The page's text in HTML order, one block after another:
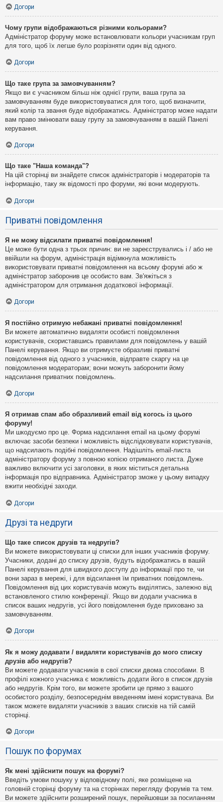
Догори
Чому групи відображаються різними кольорами?
Адміністратор форуму може встановлювати кольори учасникам груп
для того, щоб їх легше було розрізняти один від одного.
Догори
Що таке група за замовчуванням?
Якщо ви є учасником більш ніж однієї групи, ваша група за
замовчуванням буде використовуватися для того, щоб визначити,
який колір та звання буде відображатись. Адміністратор може надати
вам право змінювати вашу групу за замовчуванням в вашій Панелі
керування.
Догори
Що таке "Наша команда"?
На цій сторінці ви знайдете список адміністраторів і модераторів та
інформацію, таку як відомості про форуми, які вони модерують.
Догори
Приватні повідомлення
Я не можу відсилати приватні повідомлення!
Це може бути одна з трьох причин: ви не зареєструвались і / або не
ввійшли на форум, адміністрація відімкнула можливість
використовувати приватні повідомлення на всьому форумі або ж
адміністратор заборонив це особисто вам. Зв'яжіться з
адміністратором для отримання додаткової інформації.
Догори
Я постійно отримую небажані приватні повідомлення!
Ви можете автоматично видаляти особисті повідомлення
користувачів, скориставшись правилами для повідомлень у вашій
Панелі керування. Якщо ви отримуєте образливі приватні
повідомлення від одного з учасників, відправте скаргу на це
повідомлення модераторам; вони можуть заборонити йому
надсилання приватних повідомлень.
Догори
Я отримав спам або образливий email від когось із цього
форуму!
Ми шкодуємо про це. Форма надсилання email на цьому форумі
включає засоби безпеки і можливість відслідковувати користувачів,
що надсилають подібні повідомлення. Надішліть email-листа
адміністратору форуму з повною копією отриманого листа. Дуже
важливо включити усі заголовки, в яких міститься детальна
інформація про відправника. Адміністратор зможе у цьому випадку
вжити необхідні заходи.
Догори
Друзі та недруги
Що таке список друзів та недругів?
Ви можете використовувати ці списки для інших учасників форуму.
Учасники, додані до списку друзів, будуть відображатись в вашій
Панелі керування для швидкого доступу до інформації про те, чи
вони зараз в мережі, і для відсилання їм приватних повідомлень.
Повідомлення від цих користувачів можуть виділятись, залежно від
встановленого стилю конференції. Якщо ви додали учасника в
список ваших недругів, усі його повідомлення буде приховано за
замовчуванням.
Догори
Як я можу додавати / видаляти користувачів до мого списку
друзів або недругів?
Ви можете додавати учасників в свої списки двома способами. В
профілі кожного учасника є можливість додати його в список друзів
або недругів. Крім того, ви можете зробити це прямо з вашого
особистого розділу, безпосереднім введенням імені користувача. Ви
також можете видаляти учасників з ваших списків на тій самій
сторінці.
Догори
Пошук по форумах
Як мені здійснити пошук на форумі?
Введіть умови пошуку у відповідному полі, яке розміщене на
головній сторінці форуму та на сторінках перегляду форумів та тем.
Ви можете здійснити розширений пошук, перейшовши за посиланням